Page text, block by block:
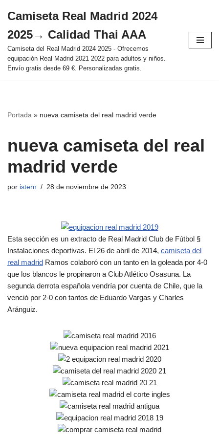
al
contenido
Camiseta Real Madrid 2024
2025→ Calidad Thai AAA
Camiseta del Real Madrid 2024 2025 - Ofrecemos
equipación Real Madrid 2021 2022 para adultos y niños.
Envío gratis desde 69 €. Personalizadas gratis.
Portada » nueva camiseta del real madrid verde
nueva camiseta del real
madrid verde
por istern 28 de noviembre de 2023
Esta sección es un extracto de Real Madrid Club de Fútbol §
Instalaciones deportivas. El 26 de abril de 2014, camiseta del
real madrid Ramos colaboró con un tanto en la goleada por 4-0
que los blancos le propinaron a Club Atlético Osasuna. La
segunda derrota española vendría por cuenta de Chile, que la
venció por 2-0 con tantos de Eduardo Vargas y Charles
Aránguiz.